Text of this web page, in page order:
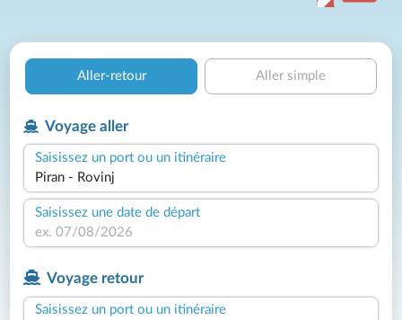
Aller-retour Aller simple
Voyage aller
Saisissez un port ou un itinéraire
Saisissez une date de départ
Voyage retour
Saisissez un port ou un itinéraire